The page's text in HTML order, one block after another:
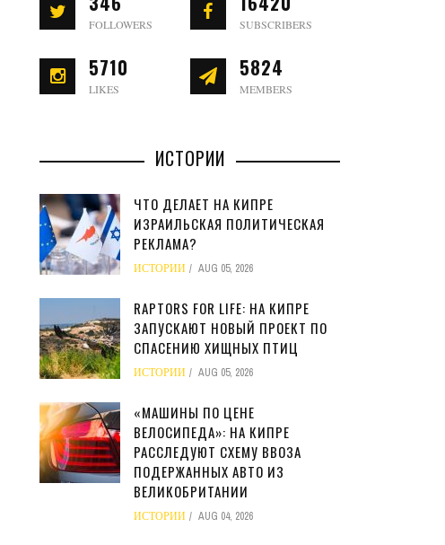
FOLLOWERS SUBSCRIBERS
5710
LIKES
5824
MEMBERS
ИСТОРИИ
ЧТО ДЕЛАЕТ НА КИПРЕ
ИЗРАИЛЬСКАЯ ПОЛИТИЧЕСКАЯ
РЕКЛАМА?
ИСТОРИИ AUG 05, 2026
RAPTORS FOR LIFE: НА КИПРЕ
ЗАПУСКАЮТ НОВЫЙ ПРОЕКТ ПО
СПАСЕНИЮ ХИЩНЫХ ПТИЦ
ИСТОРИИ AUG 05, 2026
«МАШИНЫ ПО ЦЕНЕ
ВЕЛОСИПЕДА»: НА КИПРЕ
РАССЛЕДУЮТ СХЕМУ ВВОЗА
ПОДЕРЖАННЫХ АВТО ИЗ
ВЕЛИКОБРИТАНИИ
ИСТОРИИ AUG 04, 2026